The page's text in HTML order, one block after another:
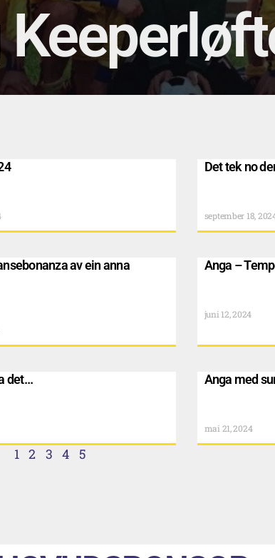
Det tek no
september 18,
av ein anna
Anga –
juni 12, 2024
det… Anga med
mai 21, 2024
1 2 3 4 5